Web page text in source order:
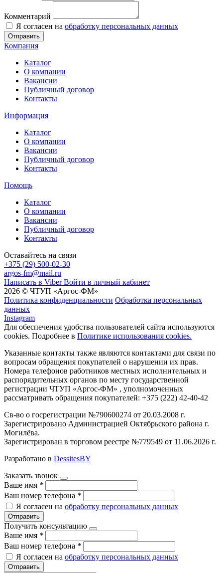
Комментарий
Я согласен на обработку персональных данных
Отправить
Компания
Каталог
О компании
Вакансии
Публичный договор
Контакты
Информация
Каталог
О компании
Вакансии
Публичный договор
Контакты
Помощь
Каталог
О компании
Вакансии
Публичный договор
Контакты
Оставайтесь на связи
+375 (29) 500-02-30
argos-fm@mail.ru
Написать в Viber Войти в личный кабинет
2026 © ЧТУП «Аргос-ФМ»
Политика конфиденциальности Обработка персональных
данных
Instagram
Для обеспечения удобства пользователей сайта используются
cookies. Подробнее в Политике использования cookies.
Указанные контакты также являются контактами для связи по
вопросам обращения покупателей о нарушении их прав.
Номера телефонов работников местных исполнительных и
распорядительных органов по месту государственной
регистрации ЧТУП «Аргос-ФМ» , уполномоченных
рассматривать обращения покупателей: +375 (222) 42-40-42
Св-во о госрегистрации №790600274 от 20.03.2008 г.
Зарегистрировано Администрацией Октябрьского района г.
Могилёва.
Зарегистрирован в торговом реестре №779549 от 11.06.2026 г.
Разработано в DessitesBY
Заказать звонок
Ваше имя *
Ваш номер телефона *
Я согласен на обработку персональных данных
Отправить
Получить консультацию
Ваше имя *
Ваш номер телефона *
Я согласен на обработку персональных данных
Отправить